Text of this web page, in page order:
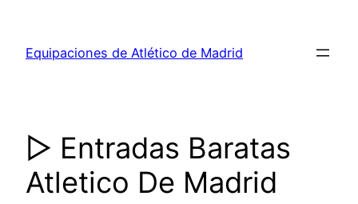
contenido
Equipaciones de Atlético de Madrid
▷ Entradas Baratas
Atletico De Madrid